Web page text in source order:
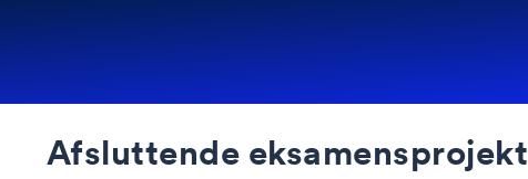
Afsluttende eksamensprojekt